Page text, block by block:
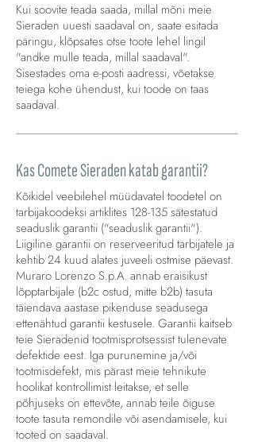
Kui soovite teada saada, millal mõni meie
Sieraden uuesti saadaval on, saate esitada
päringu, klõpsates otse toote lehel lingil
"andke mulle teada, millal saadaval".
Sisestades oma e-posti aadressi, võetakse
teiega kohe ühendust, kui toode on taas
saadaval.
Kas Comete Sieraden katab garantii?
Kõikidel veebilehel müüdavatel toodetel on
tarbijakoodeksi artiklites 128-135 sätestatud
seaduslik garantii ("seaduslik garantii").
Liigiline garantii on reserveeritud tarbijatele ja
kehtib 24 kuud alates juveeli ostmise päevast.
Muraro Lorenzo S.p.A. annab eraisikust
lõpptarbijale (b2c ostud, mitte b2b) tasuta
täiendava aastase pikenduse seadusega
ettenähtud garantii kestusele. Garantii kaitseb
teie Sieradenid tootmisprotsessist tulenevate
defektide eest. Iga purunemine ja/või
tootmisdefekt, mis pärast meie tehnikute
hoolikat kontrollimist leitakse, et selle
põhjuseks on ettevõte, annab teile õiguse
toote tasuta remondile või asendamisele, kui
tooted on saadaval.